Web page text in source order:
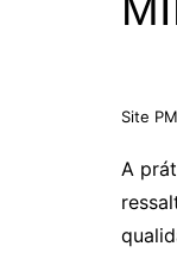
Site
A